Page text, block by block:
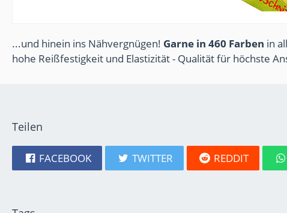
...und hinein ins Nähvergnügen! Garne in 460 Farben in
hohe Reißfestigkeit und Elastizität - Qualität für höchste
Teilen
FACEBOOK TWITTER REDDIT